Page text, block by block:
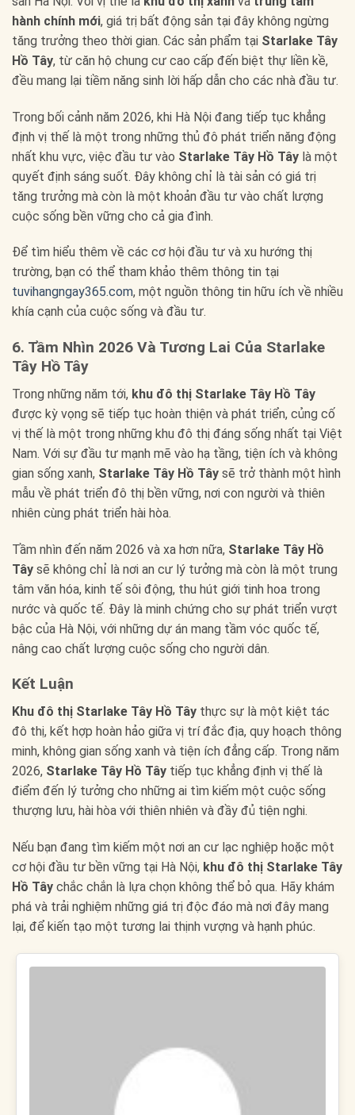
hành chính mới, giá trị bất động sản tại đây không ngừng
tăng trưởng theo thời gian. Các sản phẩm tại Starlake Tây
Hồ Tây, từ căn hộ chung cư cao cấp đến biệt thự liền kề,
đều mang lại tiềm năng sinh lời hấp dẫn cho các nhà đầu tư.
Trong bối cảnh năm 2026, khi Hà Nội đang tiếp tục khẳng
định vị thế là một trong những thủ đô phát triển năng động
nhất khu vực, việc đầu tư vào Starlake Tây Hồ Tây là một
quyết định sáng suốt. Đây không chỉ là tài sản có giá trị
tăng trưởng mà còn là một khoản đầu tư vào chất lượng
cuộc sống bền vững cho cả gia đình.
Để tìm hiểu thêm về các cơ hội đầu tư và xu hướng thị
trường, bạn có thể tham khảo thêm thông tin tại
tuvihangngay365.com, một nguồn thông tin hữu ích về nhiều
khía cạnh của cuộc sống và đầu tư.
6. Tầm Nhìn 2026 Và Tương Lai Của Starlake
Tây Hồ Tây
Trong những năm tới, khu đô thị Starlake Tây Hồ Tây
được kỳ vọng sẽ tiếp tục hoàn thiện và phát triển, củng cố
vị thế là một trong những khu đô thị đáng sống nhất tại Việt
Nam. Với sự đầu tư mạnh mẽ vào hạ tầng, tiện ích và không
gian sống xanh, Starlake Tây Hồ Tây sẽ trở thành một hình
mẫu về phát triển đô thị bền vững, nơi con người và thiên
nhiên cùng phát triển hài hòa.
Tầm nhìn đến năm 2026 và xa hơn nữa, Starlake Tây Hồ
Tây sẽ không chỉ là nơi an cư lý tưởng mà còn là một trung
tâm văn hóa, kinh tế sôi động, thu hút giới tinh hoa trong
nước và quốc tế. Đây là minh chứng cho sự phát triển vượt
bậc của Hà Nội, với những dự án mang tầm vóc quốc tế,
nâng cao chất lượng cuộc sống cho người dân.
Kết Luận
Khu đô thị Starlake Tây Hồ Tây thực sự là một kiệt tác
đô thị, kết hợp hoàn hảo giữa vị trí đắc địa, quy hoạch thông
minh, không gian sống xanh và tiện ích đẳng cấp. Trong năm
2026, Starlake Tây Hồ Tây tiếp tục khẳng định vị thế là
điểm đến lý tưởng cho những ai tìm kiếm một cuộc sống
thượng lưu, hài hòa với thiên nhiên và đầy đủ tiện nghi.
Nếu bạn đang tìm kiếm một nơi an cư lạc nghiệp hoặc một
cơ hội đầu tư bền vững tại Hà Nội, khu đô thị Starlake Tây
Hồ Tây chắc chắn là lựa chọn không thể bỏ qua. Hãy khám
phá và trải nghiệm những giá trị độc đáo mà nơi đây mang
lại, để kiến tạo một tương lai thịnh vượng và hạnh phúc.